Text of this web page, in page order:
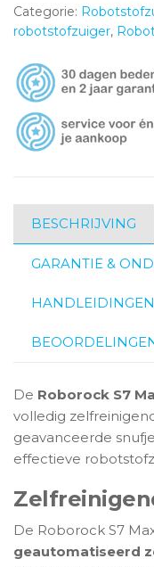
Categorie:
robotstofzuiger,
BESCHRIJVING
GARANTIE &
HANDLEIDINGEN
De Roborock S7
volledig
geavanceerde
effectieve
De Roborock S7
geautomatiseerd